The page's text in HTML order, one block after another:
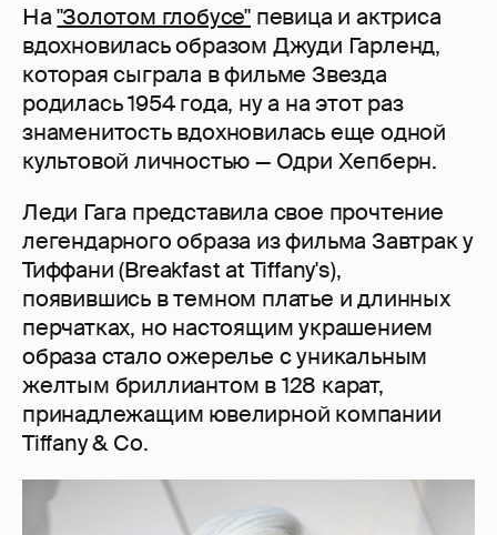
На"Золотом глобусе" певица и актриса
вдохновилась образом Джуди Гарленд,
которая сыграла в фильме Звезда
родилась 1954 года, ну а на этот раз
знаменитость вдохновилась еще одной
культовой личностью — Одри Хепберн.
Леди Гага представила свое прочтение
легендарного образа из фильма Завтрак у
Тиффани (Breakfast at Tiffany's),
появившись в темном платье и длинных
перчатках, но настоящим украшением
образа стало ожерелье с уникальным
желтым бриллиантом в 128 карат,
принадлежащим ювелирной компании
Tiffany & Co.